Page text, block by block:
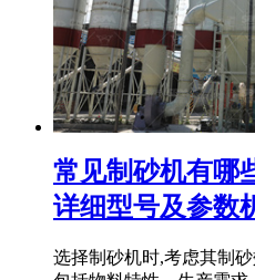
常见制砂机有哪
详细型号及参数
选择制砂机时,考虑其制